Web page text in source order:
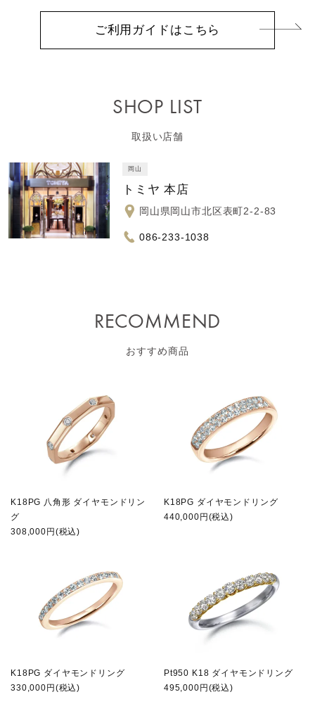
ご利用ガイドはこちら
SHOP LIST
取扱い店舗
岡山
トミヤ 本店
岡山県岡山市北区表町2-2-83
086-233-1038
RECOMMEND
おすすめ商品
K18PG 八角形 ダイヤモンドリン
グ
308,000円(税込)
K18PG ダイヤモンドリング
440,000円(税込)
K18PG ダイヤモンドリング
330,000円(税込)
Pt950 K18 ダイヤモンドリング
495,000円(税込)